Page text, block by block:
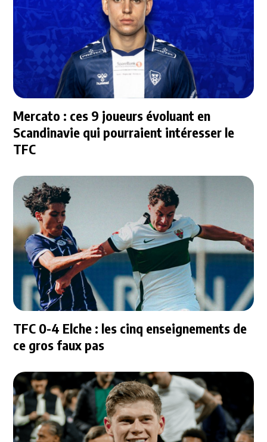
Mercato : ces 9 joueurs évoluant en
Scandinavie qui pourraient intéresser le
TFC
TFC 0-4 Elche : les cinq enseignements de
ce gros faux pas